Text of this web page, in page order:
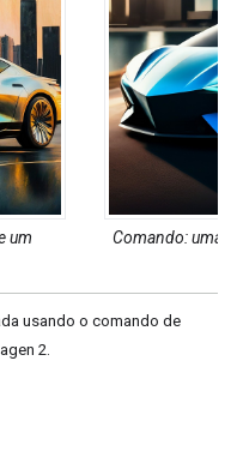
um
Comando: uma
usando o comando de
2.